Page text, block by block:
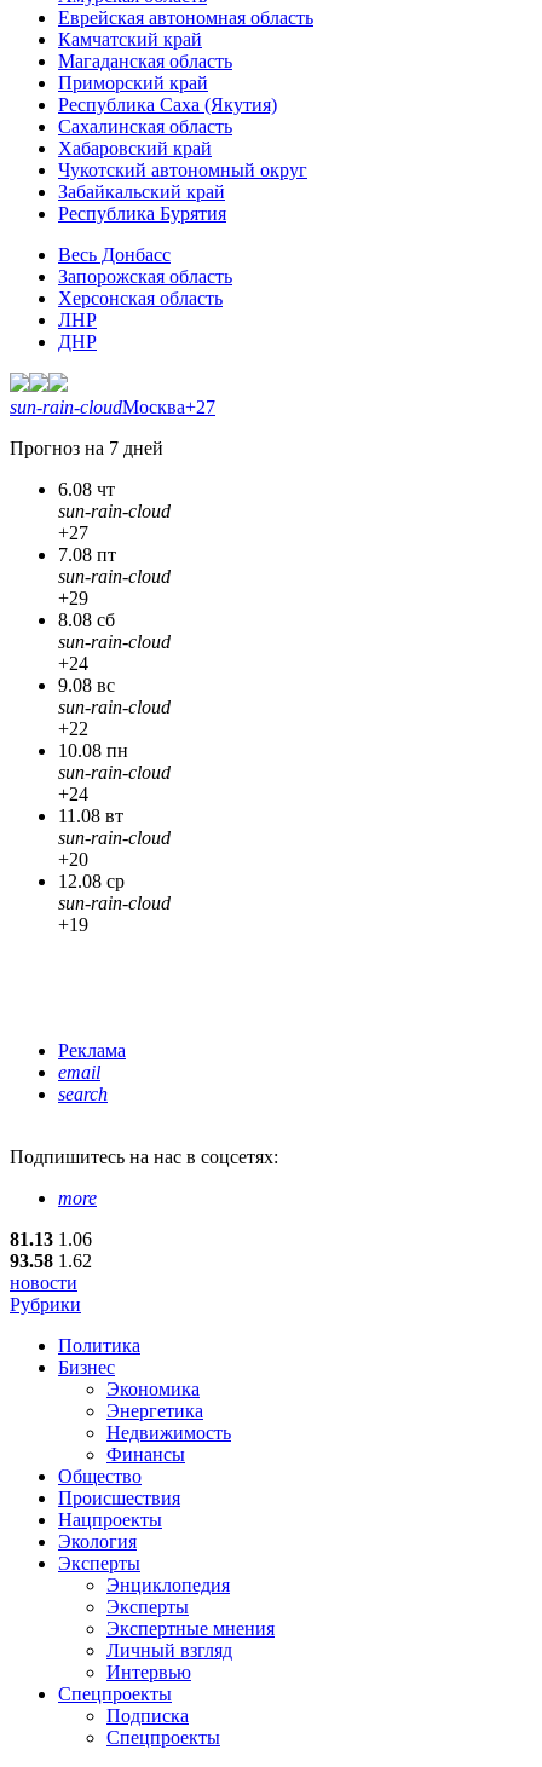
Еврейская автономная область
Камчатский край
Магаданская область
Приморский край
Республика Саха (Якутия)
Сахалинская область
Хабаровский край
Чукотский автономный округ
Забайкальский край
Республика Бурятия
Весь Донбасс
Запорожская область
Херсонская область
ЛНР
ДНР
sun-rain-cloudМосква+27
Прогноз на 7 дней
6.08 чт
sun-rain-cloud
+27
7.08 пт
sun-rain-cloud
+29
8.08 сб
sun-rain-cloud
+24
9.08 вс
sun-rain-cloud
+22
10.08 пн
sun-rain-cloud
+24
11.08 вт
sun-rain-cloud
+20
12.08 ср
sun-rain-cloud
+19
Реклама
email
search
Подпишитесь на нас в соцсетях:
more
81.13 1.06
93.58 1.62
новости
Рубрики
Политика
Бизнес
Экономика
Энергетика
Недвижимость
Финансы
Общество
Происшествия
Нацпроекты
Экология
Эксперты
Энциклопедия
Эксперты
Экспертные мнения
Личный взгляд
Интервью
Спецпроекты
Подписка
Спецпроекты